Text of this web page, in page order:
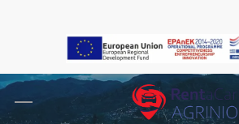
content